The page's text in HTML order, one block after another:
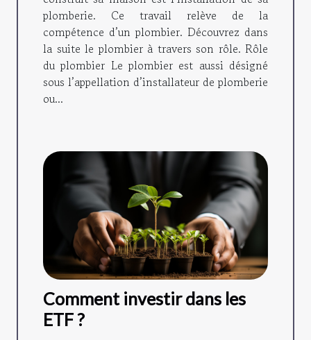
plomberie. Ce travail relève de la
compétence d’un plombier. Découvrez dans
la suite le plombier à travers son rôle. Rôle
du plombier Le plombier est aussi désigné
sous l’appellation d’installateur de plomberie
ou...
Comment investir dans les
ETF ?